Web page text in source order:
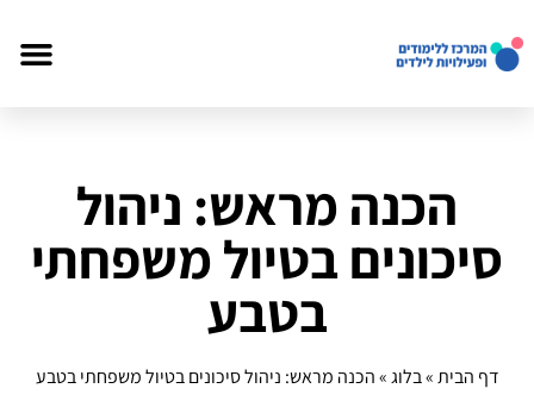
הכנה מראש: ניהול
סיכונים בטיול משפחתי
בטבע
דף הבית»בלוג»הכנה מראש: ניהול סיכונים בטיול משפחתי בטבע